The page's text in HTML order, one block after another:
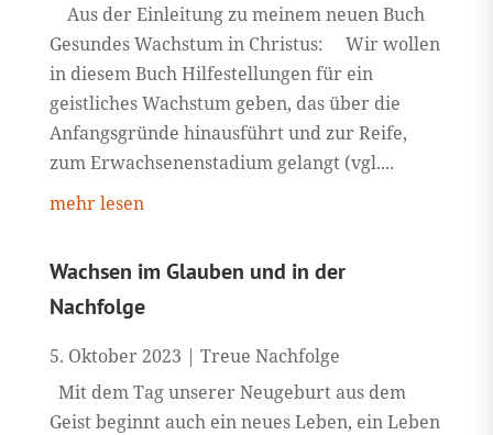
Aus der Einleitung zu meinem neuen Buch
Gesundes Wachstum in Christus: Wir wollen
in diesem Buch Hilfestellungen für ein
geistliches Wachstum geben, das über die
Anfangsgründe hinausführt und zur Reife,
zum Erwachsenenstadium gelangt (vgl....
mehr lesen
Wachsen im Glauben und in der
Nachfolge
5. Oktober 2023 | Treue Nachfolge
Mit dem Tag unserer Neugeburt aus dem
Geist beginnt auch ein neues Leben, ein Leben